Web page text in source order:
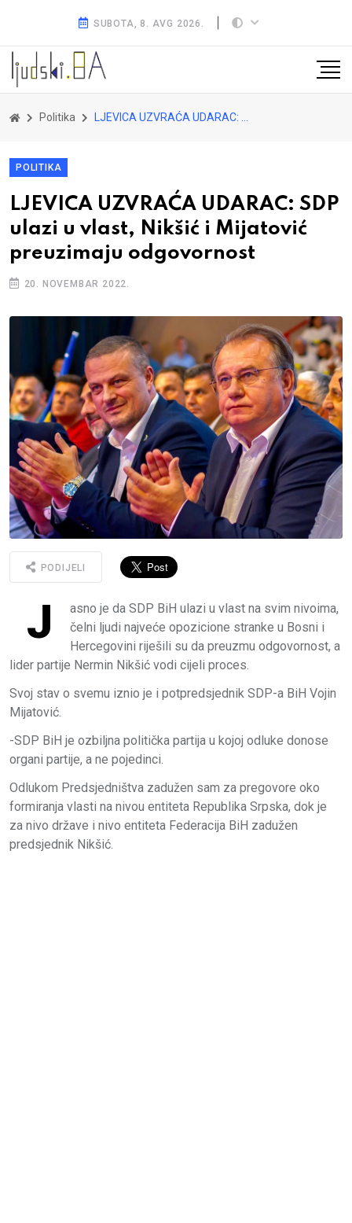
SUBOTA, 8. AVG 2026.
Politika LJEVICA UZVRAĆA UDARAC: SDP ulazi u vlast, Nikšić i Mijatović preuzimaju odgovornost
POLITIKA
LJEVICA UZVRAĆA UDARAC: SDP
ulazi u vlast, Nikšić i Mijatović
preuzimaju odgovornost
20. NOVEMBAR 2022.
PODIJELI
J
asno je da SDP BiH ulazi u vlast na svim nivoima,
čelni ljudi najveće opozicione stranke u Bosni i
Hercegovini riješili su da preuzmu odgovornost, a
lider partije Nermin Nikšić vodi cijeli proces.
Svoj stav o svemu iznio je i potpredsjednik SDP-a BiH Vojin
Mijatović.
-SDP BiH je ozbiljna politička partija u kojoj odluke donose
organi partije, a ne pojedinci.
Odlukom Predsjedništva zadužen sam za pregovore oko
formiranja vlasti na nivou entiteta Republika Srpska, dok je
za nivo države i nivo entiteta Federacija BiH zadužen
predsjednik Nikšić.